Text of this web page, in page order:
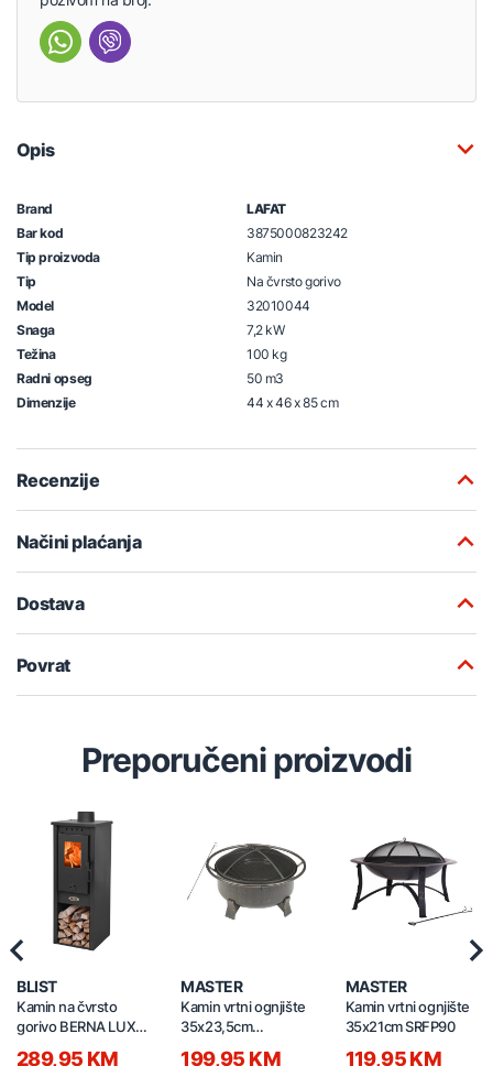
Opis
Brand
LAFAT
Bar kod
3875000823242
Tip proizvoda
Kamin
Tip
Na čvrsto gorivo
Model
32010044
Snaga
7,2 kW
Težina
100 kg
Radni opseg
50 m3
Dimenzije
44 x 46 x 85 cm
Recenzije
Načini plaćanja
Dostava
Povrat
Preporučeni proizvodi
BLIST
Kamin na čvrsto
gorivo BERNA LUX S
289,95 KM
MASTER
Kamin vrtni ognjište
35x23,5cm
199,95 KM
MASTER
Kamin vrtni ognjište
35x21cm SRFP90
119,95 KM